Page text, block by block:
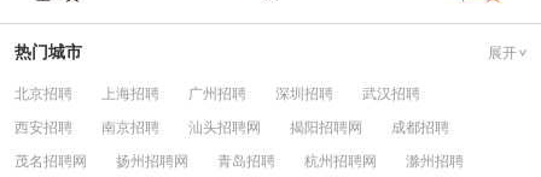
热门城市 展开
北京招聘 上海招聘 广州招聘 深圳招聘
武汉招聘
西安招聘
南京招聘 汕头招聘网 揭阳招聘网
成都招聘
茂名招聘网
扬州招聘网 青岛招聘 杭州招聘网
滁州招聘